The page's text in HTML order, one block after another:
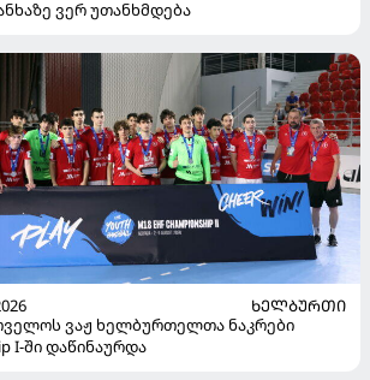
ვერ უთანხმდება
ᲮᲔᲚᲑᲣᲠᲗᲘ
ვაჟ ხელბურთელთა ნაკრები
I-ში დაწინაურდა